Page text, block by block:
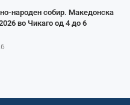
народен собир. Македонска
во Чикаго од 4 до 6